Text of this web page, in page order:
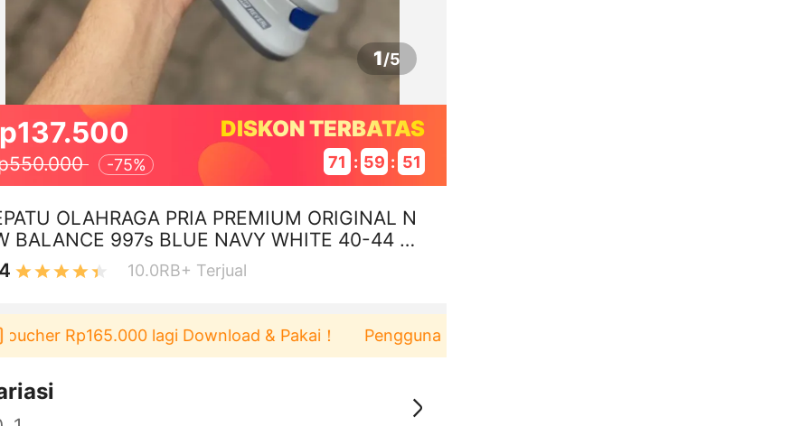
1/5
-75%
DISKON TERBATAS
71 : 59 : 50
OLAHRAGA PRIA PREMIUM ORIGINAL N
BALANCE 997s BLUE NAVY WHITE 40-44 FR
KAOS KAKI - FREE ONGKIR JABODETABEK
10.0RB+ Terjual
Rp165.000 lagi Download & Pakai！ Pengguna baru berbelanja di aplikasi Akulaku bisa dapat